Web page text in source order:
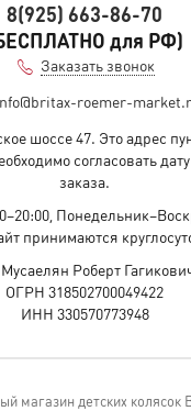
8(925) 663-86-70
для РФ)
Заказать звонок
roemer-
шоссе 47. Это адрес
согласовать
заказа.
принимаются
Роберт
ОГРН 318502700049422
ИНН 330570773948
магазин детских колясок